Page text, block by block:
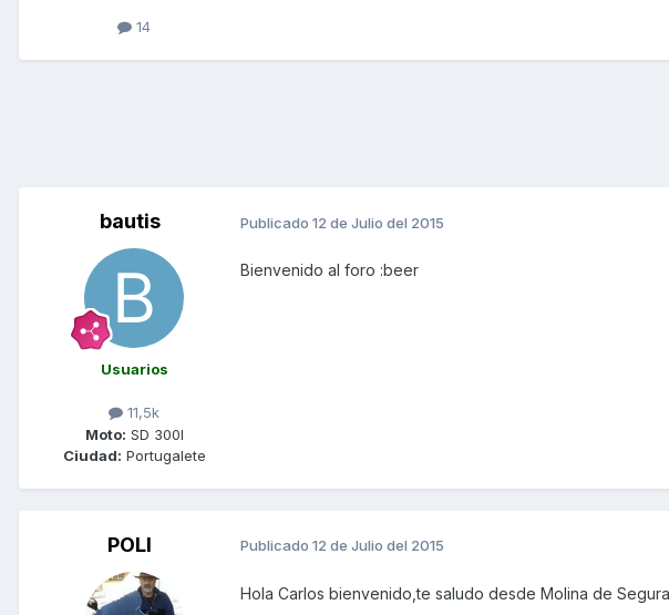
14
bautis
Usuarios
11,5k
Moto: SD 300I
Ciudad: Portugalete
Publicado 12 de Julio del 2015
Bienvenido al foro :beer
POLI Publicado 12 de Julio del 2015
Hola Carlos bienvenido,te saludo desde Molina de